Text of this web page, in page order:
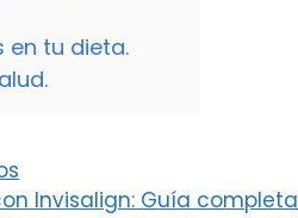
en tu dieta.
Invisalign: Guía completa